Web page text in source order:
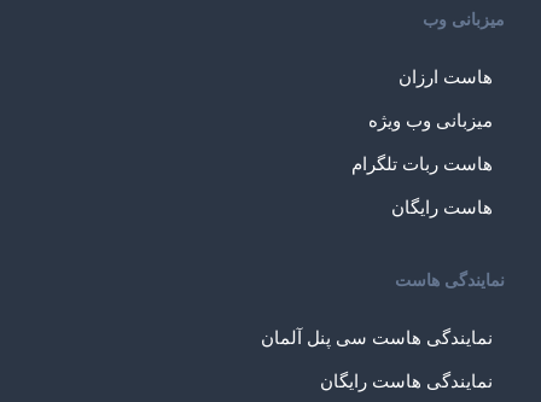
میزبانی وب
هاست ارزان
میزبانی وب ویژه
هاست ربات تلگرام
هاست رایگان
نمایندگی هاست
نمایندگی هاست سی پنل آلمان
نمایندگی هاست رایگان